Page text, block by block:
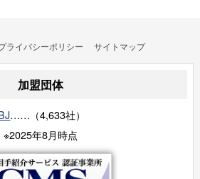
ライバシーポリシー サイトマップ
加盟団体
……（4,633社）
※2025年8月時点